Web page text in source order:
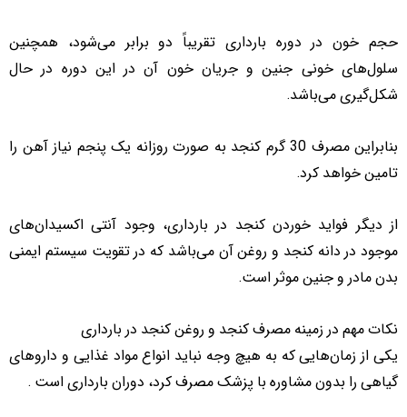
حجم خون در دوره‌ بارداری تقریباً دو برابر می‌شود، همچنین
سلول‌های خونی جنین و جریان خون‌ آن در این دوره در حال
شکل‌گیری می‌باشد.
بنابراین مصرف 30 گرم کنجد به صورت روزانه یک پنجم نیاز آهن را
تامین خواهد کرد.
از دیگر فواید خوردن کنجد در بارداری، وجود آنتی اکسیدانهای
موجود در دانه کنجد و روغن آن میباشد که در تقویت سیستم ایمنی
بدن مادر و جنین موثر است.
نکات مهم در زمینه مصرف کنجد و روغن کنجد در بارداری
یکی از زمان‌هایی که به هیچ وجه نباید انواع مواد غذایی و داروهای
گیاهی را بدون مشاوره با پزشک مصرف کرد، دوران بارداری است .